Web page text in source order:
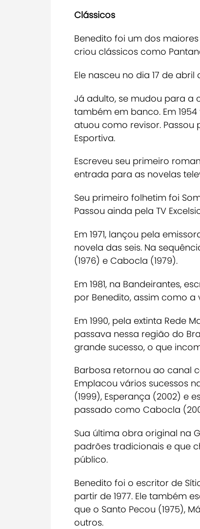
Clássicos
Benedito foi um dos
criou clássicos como
Ele nasceu no dia 17 de abril
Já adulto, se mudou para
também em banco. Em
atuou como revisor.
Esportiva.
Escreveu seu primeiro
entrada para as novelas
Seu primeiro folhetim foi
Passou ainda pela TV
Em 1971, lançou pela
novela das seis. Na
(1976) e Cabocla (1979).
Em 1981, na Bandeirantes,
por Benedito, assim como
Em 1990, pela extinta Rede
passava nessa região do
grande sucesso, o que
Barbosa retornou ao canal
Emplacou vários sucessos
(1999), Esperança (2002) e
passado como Cabocla
Sua última obra original na
padrões tradicionais e que
público.
Benedito foi o escritor de
partir de 1977. Ele também
que o Santo Pecou (1975),
outros.